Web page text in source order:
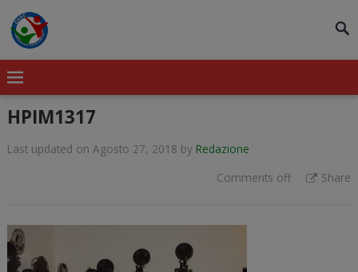
HPIM1317
Last updated on Agosto 27, 2018 by Redazione
Comments off
Share